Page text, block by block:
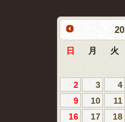
日 月 火
2
3 4
9
10 11
16
17 18